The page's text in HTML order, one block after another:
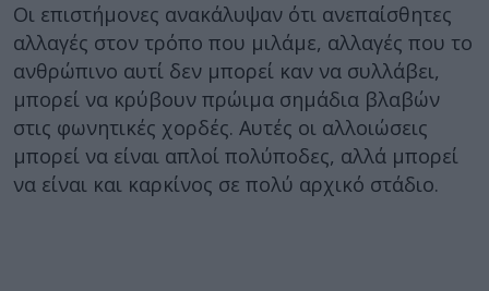
Οι επιστήμονες ανακάλυψαν ότι ανεπαίσθητες
αλλαγές στον τρόπο που μιλάμε, αλλαγές που το
ανθρώπινο αυτί δεν μπορεί καν να συλλάβει,
μπορεί να κρύβουν πρώιμα σημάδια βλαβών
στις φωνητικές χορδές. Αυτές οι αλλοιώσεις
μπορεί να είναι απλοί πολύποδες, αλλά μπορεί
να είναι και καρκίνος σε πολύ αρχικό στάδιο.